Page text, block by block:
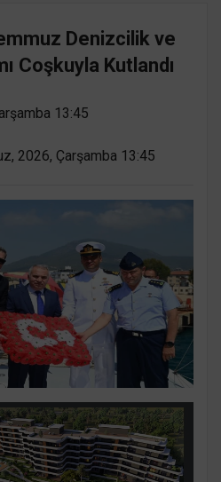
Denizcilik ve
Coşkuyla Kutlandı
13:45
2026, Çarşamba 13:45